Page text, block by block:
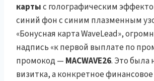
картыс голографическим
синий фон с синим плазменным
«Бонусная карта WaveLead»,
надпись «к первой выплате по
промокод — MACWAVE26. Это была
визитка, а конкретное